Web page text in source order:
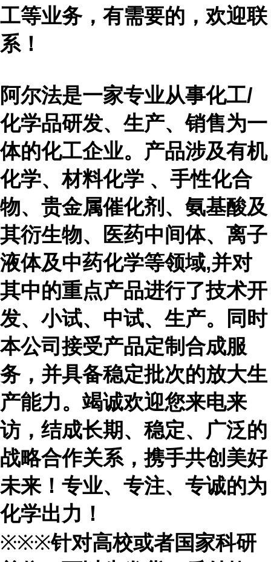
工等业务，有需要的，欢迎联
系！
阿尔法是一家专业从事化工/
化学品研发、生产、销售为一
体的化工企业。产品涉及有机
化学、材料化学 、手性化合
物、贵金属催化剂、氨基酸及
其衍生物、医药中间体、离子
液体及中药化学等领域,并对
其中的重点产品进行了技术开
发、小试、中试、生产。同时
本公司接受产品定制合成服
务，并具备稳定批次的放大生
产能力。竭诚欢迎您来电来
访，结成长期、稳定、广泛的
战略合作关系，携手共创美好
未来！专业、专注、专诚的为
化学出力！
※※※针对高校或者国家科研